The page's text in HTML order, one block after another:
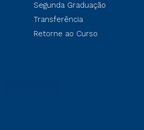
Segunda Graduação
Transferência
Retorne ao Curso